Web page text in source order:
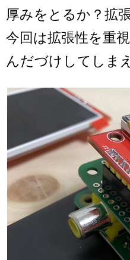
厚みをとるか？拡
今回は拡張性を重
んだづけしてしま